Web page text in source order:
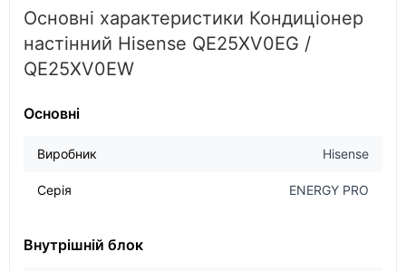
Основні характеристики Кондиціонер
настінний Hisense QE25XV0EG /
QE25XV0EW
Основні
Виробник Hisense
Серія ENERGY PRO
Внутрішній блок